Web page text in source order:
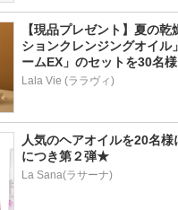
【現品プレゼント】夏の
ションクレンジングオイル
ームEX」のセットを30名
Lala Vie (ララヴィ)
人気のヘアオイルを20名
につき第２弾★
La Sana(ラサーナ)